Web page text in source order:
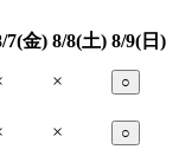
7(金) 8/8(土) 8/9(日)
× ○
× ○